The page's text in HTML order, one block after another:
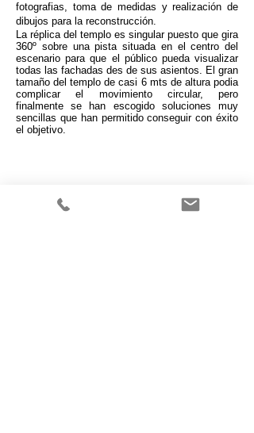
fotografias, toma de medidas y realización de
dibujos para la reconstrucción.
La réplica del templo es singular puesto que gira
360º sobre una pista situada en el centro del
escenario para que el público pueda visualizar
todas las fachadas des de sus asientos. El gran
tamaño del templo de casi 6 mts de altura podia
complicar el movimiento circular, pero
finalmente se han escogido soluciones muy
sencillas que han permitido conseguir con éxito
el objetivo.